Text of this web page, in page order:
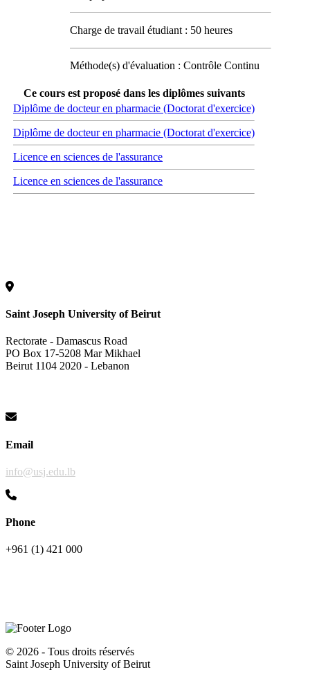
Charge de travail étudiant : 50 heures
Méthode(s) d'évaluation : Contrôle Continu
Ce cours est proposé dans les diplômes suivants
Diplôme de docteur en pharmacie (Doctorat d'exercice)
Diplôme de docteur en pharmacie (Doctorat d'exercice)
Licence en sciences de l'assurance
Licence en sciences de l'assurance
Saint Joseph University of Beirut
Rectorate - Damascus Road
PO Box 17-5208 Mar Mikhael
Beirut 1104 2020 - Lebanon
Email
info@usj.edu.lb
Phone
+961 (1) 421 000
© 2026 - Tous droits réservés
Saint Joseph University of Beirut